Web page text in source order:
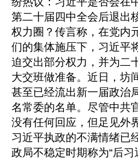
第二十届四中全会后退出
权力圈？传言称，在党内
们的集体施压下，习近平
迫交出部分权力，并为二
大交班做准备。近日，坊
甚至已经流出新一届政治
名常委的名单。尽管中共
没有任何回应，但足见外
习近平执政的不满情绪已
政局不稳定时期称为“后